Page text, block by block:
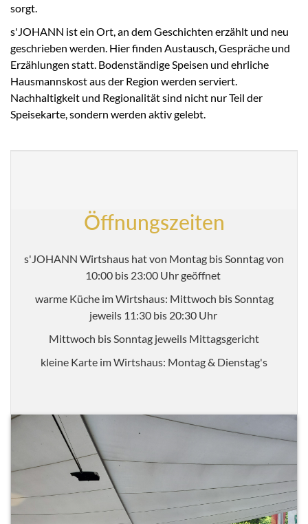
sorgt.
s'JOHANN ist ein Ort, an dem Geschichten erzählt und neu
geschrieben werden. Hier finden Austausch, Gespräche und
Erzählungen statt. Bodenständige Speisen und ehrliche
Hausmannskost aus der Region werden serviert.
Nachhaltigkeit und Regionalität sind nicht nur Teil der
Speisekarte, sondern werden aktiv gelebt.
Öffnungszeiten
s'JOHANN Wirtshaus hat von Montag bis Sonntag von
10:00 bis 23:00 Uhr geöffnet
warme Küche im Wirtshaus: Mittwoch bis Sonntag
jeweils 11:30 bis 20:30 Uhr
Mittwoch bis Sonntag jeweils Mittagsgericht
kleine Karte im Wirtshaus: Montag & Dienstag's